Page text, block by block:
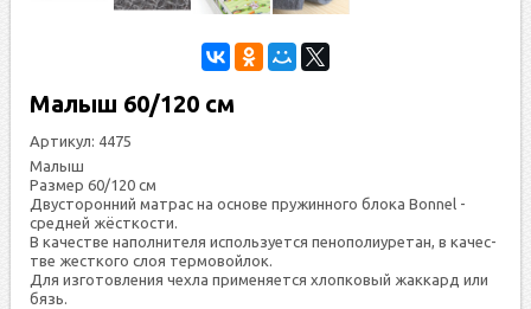
Малыш 60/120 см
Артикул: 4475
Малыш
Размер 60/120 см
Двус­то­рон­ний мат­рас на ос­но­ве пру­жин­но­го бло­ка Вonnel -
сред­ней жёс­ткос­ти.
В ка­чес­тве на­пол­ни­теля ис­поль­зу­ет­ся пенополиуретан, в ка­чес­
тве жес­тко­го слоя тер­мо­вой­лок.
Для из­го­тов­ле­ния чех­ла при­меня­ет­ся хлоп­ко­вый жак­кард или
бязь.